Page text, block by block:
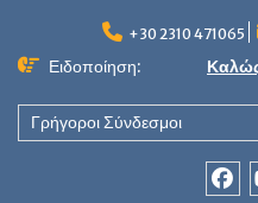
content
+30 2310 471065
Ειδοποίηση:
Γρήγοροι Σύνδεσμοι